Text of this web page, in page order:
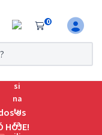
0
os
HOJE!